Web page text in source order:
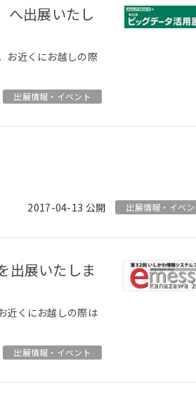
お近くにお越しの際
出展情報・イベント
2017-04-13
出展情報・イベ
近くにお越しの際は
出展情報・イベント